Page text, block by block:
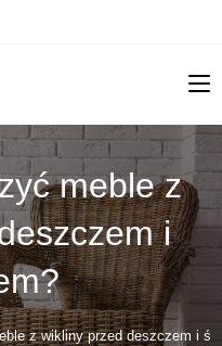
meble z
i
z wikliny przed deszczem i